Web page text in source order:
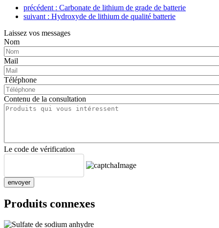
précédent : Carbonate de lithium de grade de batterie
suivant : Hydroxyde de lithium de qualité batterie
Laissez vos messages
Nom
Mail
Téléphone
Contenu de la consultation
Le code de vérification
envoyer
Produits connexes